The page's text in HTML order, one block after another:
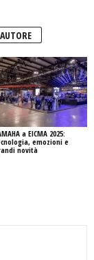
a EICMA 2025:
emozioni e
novità